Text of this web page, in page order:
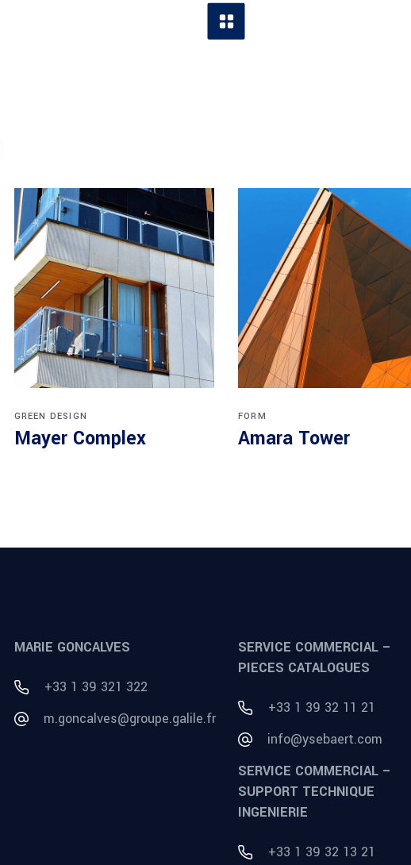
GREEN DESIGN
Mayer Complex
FORM
Amara Tower
MARIE GONCALVES
+33 1 39 321 322
m.goncalves@groupe.galile.fr
SERVICE COMMERCIAL –
PIECES CATALOGUES
+33 1 39 32 11 21
info@ysebaert.com
SERVICE COMMERCIAL –
SUPPORT TECHNIQUE
INGENIERIE
+33 1 39 32 13 21